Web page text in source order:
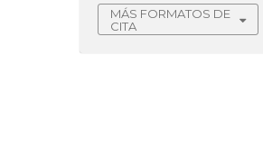
MÁS FORMATOS DE
CITA